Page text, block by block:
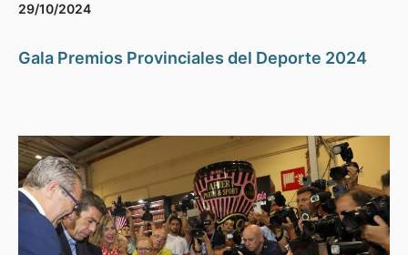
29/10/2024
Gala Premios Provinciales del Deporte 2024